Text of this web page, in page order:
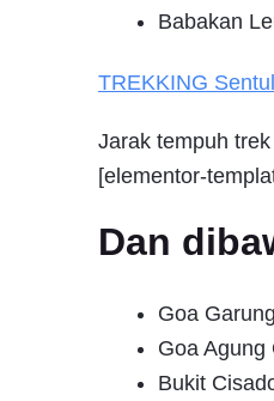
Babakan
TREKKING Sentul
Jarak tempuh
[elementor-
Dan
Goa
Goa Agung
Bukit